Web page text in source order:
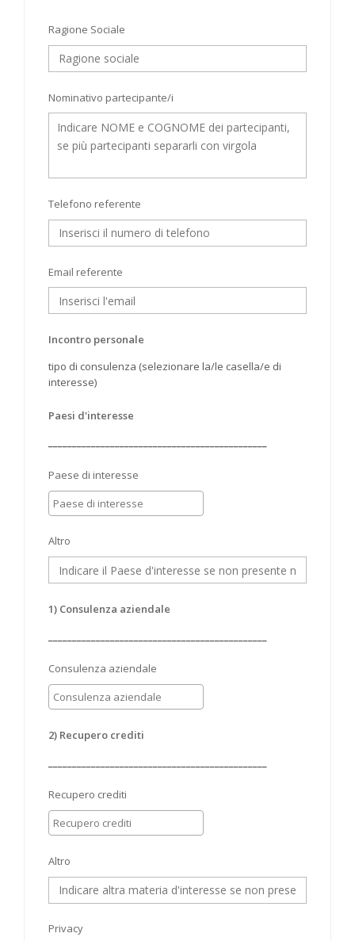
Ragione Sociale
Nominativo partecipante/i
Telefono referente
Email referente
Incontro personale
tipo di consulenza (selezionare la/le casella/e di
interesse)
Paesi d'interesse
Paese di interesse
Altro
1) Consulenza aziendale
Consulenza aziendale
2) Recupero crediti
Recupero crediti
Altro
Privacy